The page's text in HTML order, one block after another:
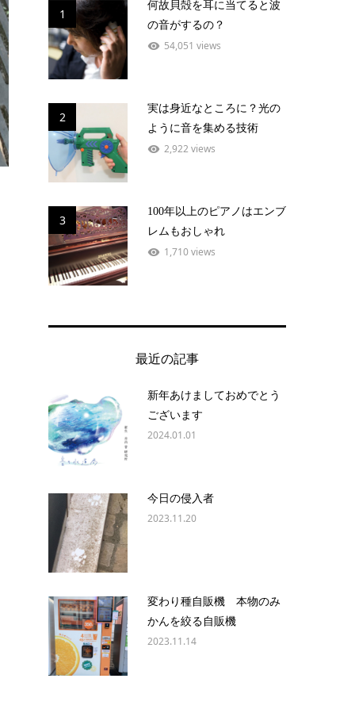
1
何故貝殻を耳に当てると波
の音がするの？
54,051 views
2
実は身近なところに？光の
ように音を集める技術
2,922 views
3
100年以上のピアノはエンブ
レムもおしゃれ
1,710 views
最近の記事
新年あけましておめでとう
ございます
2024.01.01
今日の侵入者
2023.11.20
変わり種自販機 本物のみ
かんを絞る自販機
2023.11.14